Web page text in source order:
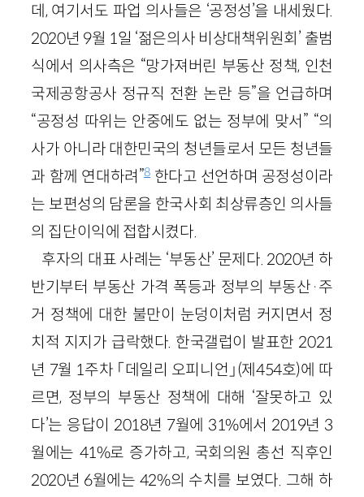
데, 여기서도 파업 의사들은 ‘공정성’을 내세웠다.
2020년 9월 1일 ‘젊은의사 비상대책위원회’ 출범
식에서 의사측은 “망가져버린 부동산 정책, 인천
국제공항공사 정규직 전환 논란 등”을 언급하며
“공정성 따위는 안중에도 없는 정부에 맞서” “의
사가 아니라 대한민국의 청년들로서 모든 청년들
과 함께 연대하려”8한다고 선언하며 공정성이라
는 보편성의 담론을 한국사회 최상류층인 의사들
의 집단이익에 접합시켰다.
후자의 대표 사례는 ‘부동산’ 문제다. 2020년 하
반기부터 부동산 가격 폭등과 정부의 부동산·주
거 정책에 대한 불만이 눈덩이처럼 커지면서 정
치적 지지가 급락했다. 한국갤럽이 발표한 2021
년 7월 1주차 「데일리 오피니언」(제454호)에 따
르면, 정부의 부동산 정책에 대해 ‘잘못하고 있
다’는 응답이 2018년 7월에 31%에서 2019년 3
월에는 41%로 증가하고, 국회의원 총선 직후인
2020년 6월에는 42%의 수치를 보였다. 그해 하